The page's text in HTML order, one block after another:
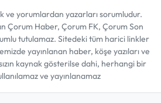
ve yorumlardan yazarları sorumludur.
Çorum Haber, Çorum FK, Çorum Son
tutulamaz. Sitedeki tüm harici linkler
yayınlanan haber, köşe yazıları ve
kaynak gösterilse dahi, herhangi bir
ve yayınlanamaz